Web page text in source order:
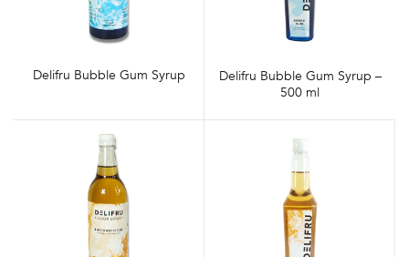
Delifru Bubble Gum Syrup
Delifru Bubble Gum Syrup –
500 ml